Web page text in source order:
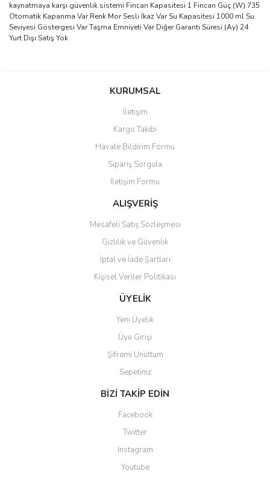
kaynatmaya karşı güvenlik sistemi Fincan Kapasitesi 1 Fincan Güç (W) 735
Otomatik Kapanma Var Renk Mor Sesli İkaz Var Su Kapasitesi 1000 ml Su
Seviyesi Göstergesi Var Taşma Emniyeti Var Diğer Garanti Süresi (Ay) 24
Yurt Dışı Satış Yok
Bu ürüne ilk yorumu siz yapın!
Ürün resmi kalitesiz, bozuk veya görüntülenemiyor.
Ürün açıklamasında eksik bilgiler bulunuyor.
Ürün bilgilerinde hatalar bulunuyor.
Ürün fiyatı diğer sitelerden daha pahalı.
Bu ürüne benzer farklı alternatifler olmalı.
Gönder
KURUMSAL
İletişim
Kargo Takibi
Havale Bildirim Formu
Sipariş Sorgula
İletişim Formu
ALIŞVERİŞ
Mesafeli Satış Sözleşmesi
Gizlilik ve Güvenlik
İptal ve İade Şartları
Kişisel Veriler Politikası
ÜYELİK
Yeni Üyelik
Üye Girişi
Şifremi Unuttum
Sepetiniz
BİZİ TAKİP EDİN
Facebook
Twitter
Instagram
Youtube